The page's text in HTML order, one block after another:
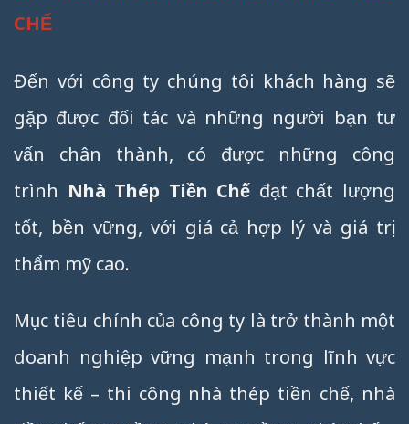
CHẾ
Đến với công ty chúng tôi khách hàng sẽ
gặp được đối tác và những người bạn tư
vấn chân thành, có được những công
trình Nhà Thép Tiền Chế đạt chất lượng
tốt, bền vững, với giá cả hợp lý và giá trị
thẩm mỹ cao.
Mục tiêu chính của công ty là trở thành một
doanh nghiệp vững mạnh trong lĩnh vực
thiết kế – thi công nhà thép tiền chế, nhà